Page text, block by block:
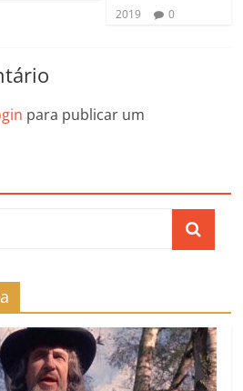
2019
0
para publicar um